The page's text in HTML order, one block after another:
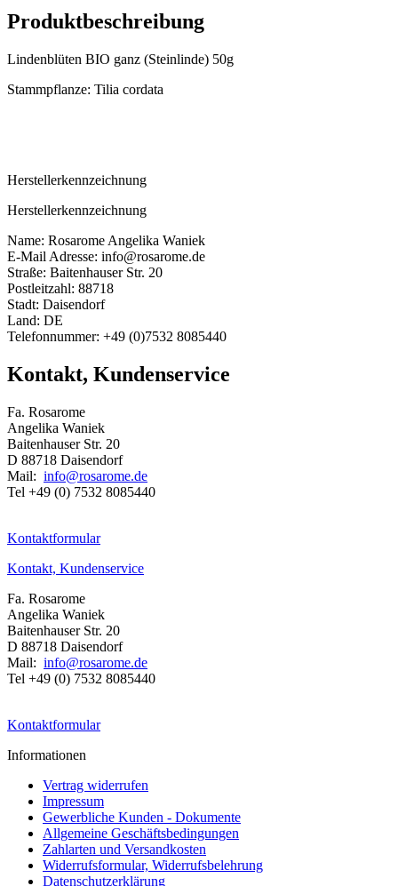
Produktbeschreibung
Lindenblüten BIO ganz (Steinlinde) 50g
Stammpflanze: Tilia cordata
Herstellerkennzeichnung
Herstellerkennzeichnung
Name: Rosarome Angelika Waniek
E-Mail Adresse: info@rosarome.de
Straße: Baitenhauser Str. 20
Postleitzahl: 88718
Stadt: Daisendorf
Land: DE
Telefonnummer: +49 (0)7532 8085440
Kontakt, Kundenservice
Fa. Rosarome
Angelika Waniek
Baitenhauser Str. 20
D 88718 Daisendorf
Mail: info@rosarome.de
Tel +49 (0) 7532 8085440
Kontaktformular
Kontakt, Kundenservice
Fa. Rosarome
Angelika Waniek
Baitenhauser Str. 20
D 88718 Daisendorf
Mail: info@rosarome.de
Tel +49 (0) 7532 8085440
Kontaktformular
Informationen
Vertrag widerrufen
Impressum
Gewerbliche Kunden - Dokumente
Allgemeine Geschäftsbedingungen
Zahlarten und Versandkosten
Widerrufsformular, Widerrufsbelehrung
Datenschutzerklärung